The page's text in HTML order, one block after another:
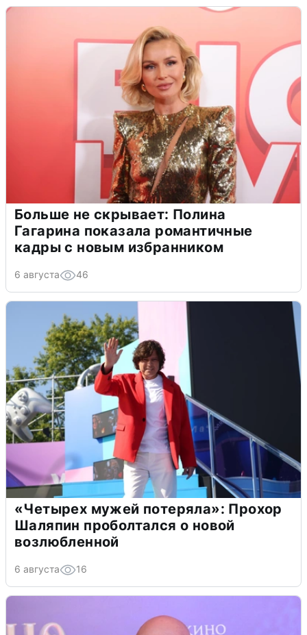
Больше не скрывает: Полина
Гагарина показала романтичные
кадры с новым избранником
6 августа 46
«Четырех мужей потеряла»: Прохор
Шаляпин проболтался о новой
возлюбленной
6 августа 16